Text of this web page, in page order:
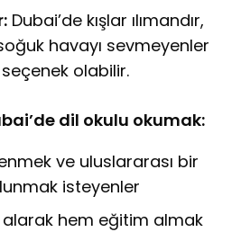
Dubai’de kışlar ılımandır,
havayı sevmeyenler
olabilir.
dil okulu okumak:
ve uluslararası bir
isteyenler
alarak hem eğitim almak